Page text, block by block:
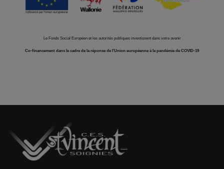
Le Fonds Social Européen et les autorités publiques investissent dans votre avenir
Co-financement dans le cadre de la réponse de l'Union européenne à la pandémie de COVID-19